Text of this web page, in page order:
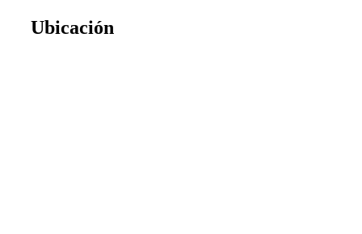
Ubicación